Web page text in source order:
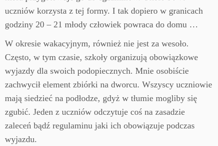
uczniów korzysta z tej formy. I tak dopiero w granicach
godziny 20 – 21 młody człowiek powraca do domu …
W okresie wakacyjnym, również nie jest za wesoło.
Często, w tym czasie, szkoły organizują obowiązkowe
wyjazdy dla swoich podopiecznych. Mnie osobiście
zachwycił element zbiórki na dworcu. Wszyscy uczniowie
mają siedzieć na podłodze, gdyż w tłumie mogliby się
zgubić. Jeden z uczniów odczytuje coś na zasadzie
zaleceń bądź regulaminu jaki ich obowiązuje podczas
wyjazdu.